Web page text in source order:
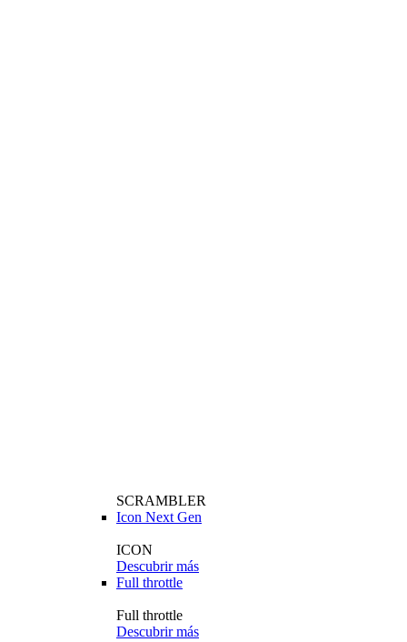
SCRAMBLER
Icon Next Gen
ICON
Descubrir más
Full throttle
Full throttle
Descubrir más